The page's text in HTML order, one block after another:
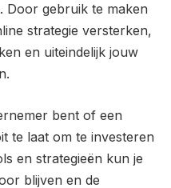
Door gebruik te maken
strategie versterken,
en uiteindelijk jouw
bent of een
te laat om te investeren
en strategieën kun je
blijven en de